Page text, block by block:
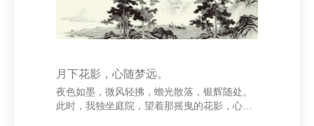
月下花影，心随梦远。
夜色如墨，微风轻拂，蟾光散落，银辉随处。
此时，我独坐庭院，望着那摇曳的花影，心中